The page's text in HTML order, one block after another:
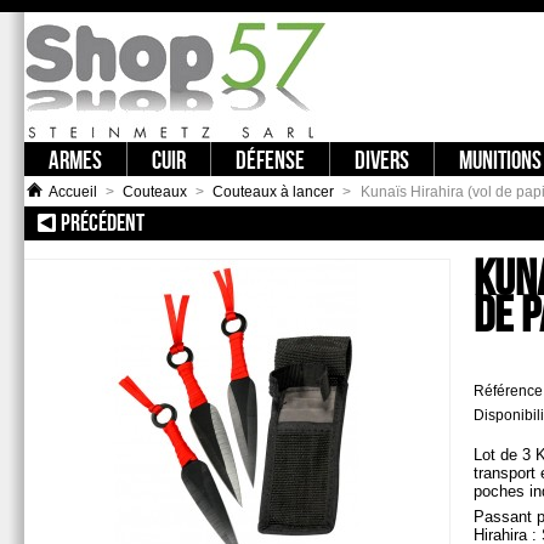
ARMES CUIR DÉFENSE DIVERS MUNITIONS
Accueil > Couteaux > Couteaux à lancer > Kunaïs Hirahira (vol de
PRÉCÉDENT:: 3 POINTES DE JET KAKI
DE
Lot de 3
transport
poches
Passant
Hirahira :